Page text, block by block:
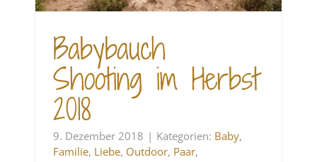
Babybauch
Shooting im Herbst
2018
9. Dezember 2018 | Kategorien: Baby,
Familie, Liebe, Outdoor, Paar,